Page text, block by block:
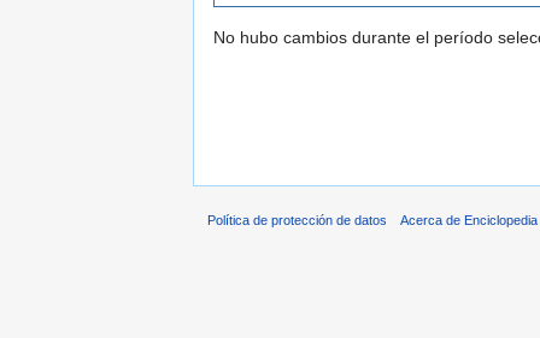
No hubo cambios durante el período
Política de protección de datos Acerca de